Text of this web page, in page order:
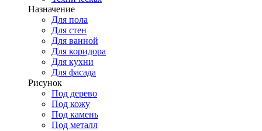
Назначение
Для пола
Для стен
Для ванной
Для коридора
Для кухни
Для фасада
Рисунок
Под дерево
Под кожу
Под камень
Под металл